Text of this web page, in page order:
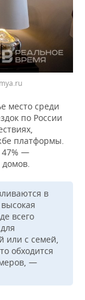
место среди
по России
платформы.
47% —
в
всего
или с семей,
обходится
—